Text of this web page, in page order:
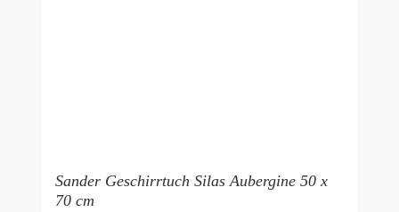
Sander Geschirrtuch Silas Aubergine 50 x
70 cm